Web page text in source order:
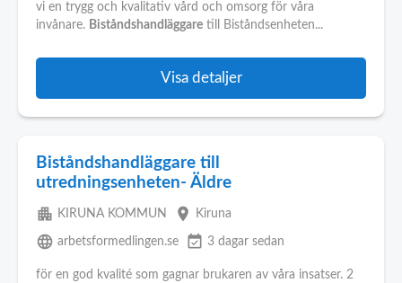
vi en trygg och kvalitativ vård och omsorg för våra
invånare. Biståndshandläggare till Biståndsenheten...
Visa detaljer
Biståndshandläggare till
utredningsenheten- Äldre
apartment KIRUNA KOMMUN place Kiruna
language arbetsformedlingen.se event_available 3 dagar sedan
för en god kvalité som gagnar brukaren av våra insatser. 2